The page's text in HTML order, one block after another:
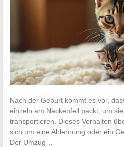
Nach der Geburt kommt es vor,
einzeln am Nackenfell packt, um
transportieren. Dieses Verhalten
sich um eine Ablehnung oder ein
Der Umzug…